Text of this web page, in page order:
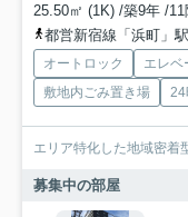
25.50㎡ (1K) /築9年 /11
都営新宿線「浜町」
オートロック エレベ
敷地内ごみ置き場
24
エリア特化した地域密着
募集中の部屋